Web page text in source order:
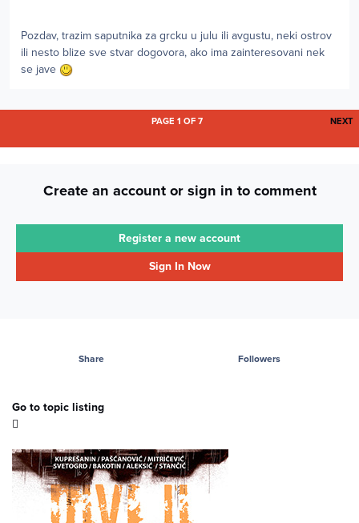
Pozdav, trazim saputnika za grcku u julu ili avgustu, neki ostrov
ili nesto blize sve stvar dogovora, ako ima zainteresovani nek
se jave
NEXT
PAGE 1 OF 7
Create an account or sign in to comment
Register a new account
Sign In Now
Share Followers
Go to topic listing